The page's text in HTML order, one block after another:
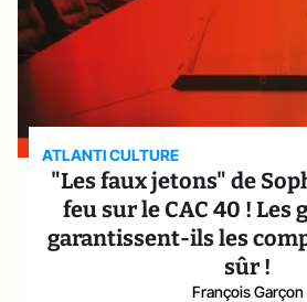
ATLANTI CULTURE
"Les faux jetons" de
feu sur le CAC 40 ! Les
garantissent-ils les
sûr !
François Garçon